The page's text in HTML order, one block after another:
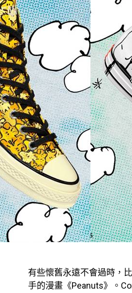
有些懷舊永遠不會過時，
手的漫畫《Peanuts》。